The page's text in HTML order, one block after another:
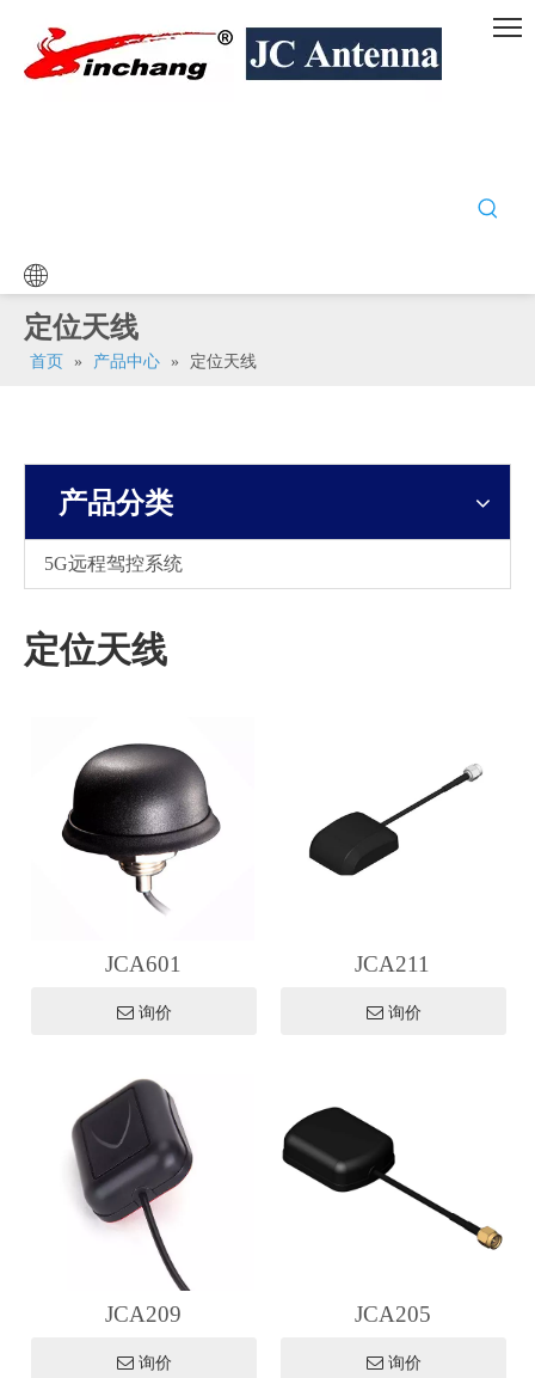
定位天线
首页 » 产品中心 » 定位天线
产品分类
5G远程驾控系统
定位天线
JCA601
询价
JCA211
询价
JCA209
询价
JCA205
询价